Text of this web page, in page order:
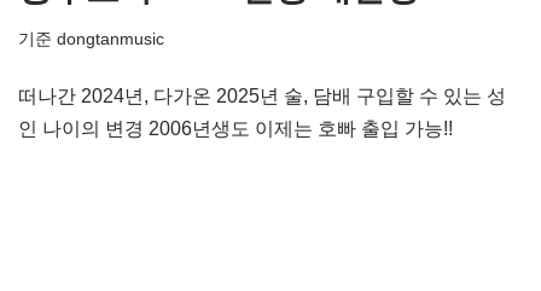
기준 dongtanmusic
떠나간 2024년, 다가온 2025년 술, 담배 구입할 수 있는 성
인 나이의 변경 2006년생도 이제는 호빠 출입 가능!!